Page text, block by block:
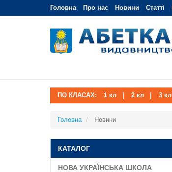
Головна Про нас Новини Статті
ПО КЛАСАХ: 1 кл 2 кл 3 кл
Головна Новини
КАТАЛОГ
НОВА УКРАЇНСЬКА ШКОЛА